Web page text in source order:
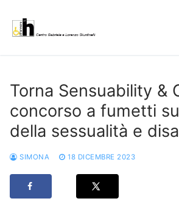
contenuto
Torna Sensuability &
concorso a fumetti
della sessualità e
SIMONA 18 DICEMBRE 2023